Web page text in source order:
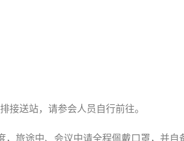
送站，请参会人员自行前往。
旅途中、会议中请全程佩戴口罩，并自